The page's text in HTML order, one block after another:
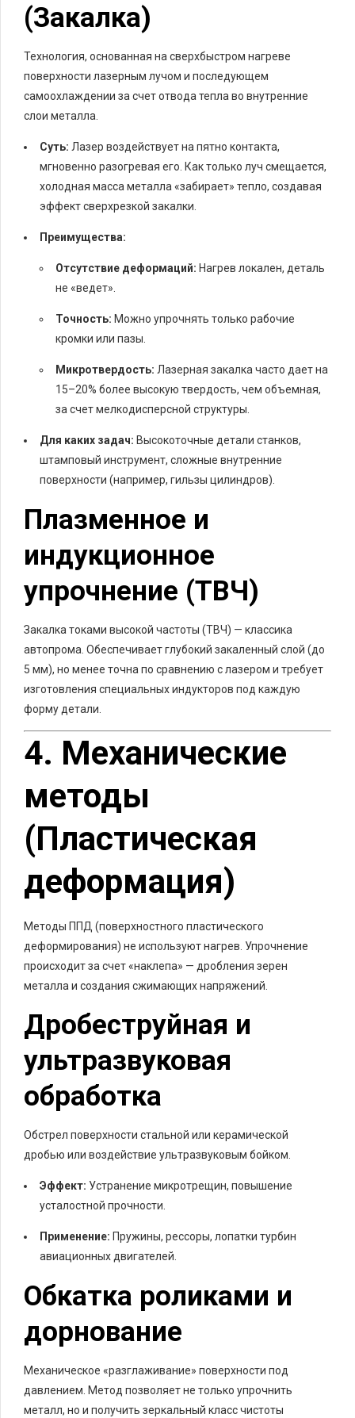
(Закалка)
Технология, основанная на сверхбыстром нагреве
поверхности лазерным лучом и последующем
самоохлаждении за счет отвода тепла во внутренние
слои металла.
Суть: Лазер воздействует на пятно контакта,
мгновенно разогревая его. Как только луч смещается,
холодная масса металла «забирает» тепло, создавая
эффект сверхрезкой закалки.
Преимущества:
Отсутствие деформаций: Нагрев локален, деталь
не «ведет».
Точность: Можно упрочнять только рабочие
кромки или пазы.
Микротвердость: Лазерная закалка часто дает на
15–20% более высокую твердость, чем объемная,
за счет мелкодисперсной структуры.
Для каких задач: Высокоточные детали станков,
штамповый инструмент, сложные внутренние
поверхности (например, гильзы цилиндров).
Плазменное и
индукционное
упрочнение (ТВЧ)
Закалка токами высокой частоты (ТВЧ) — классика
автопрома. Обеспечивает глубокий закаленный слой (до
5 мм), но менее точна по сравнению с лазером и требует
изготовления специальных индукторов под каждую
форму детали.
4. Механические
методы
(Пластическая
деформация)
Методы ППД (поверхностного пластического
деформирования) не используют нагрев. Упрочнение
происходит за счет «наклепа» — дробления зерен
металла и создания сжимающих напряжений.
Дробеструйная и
ультразвуковая
обработка
Обстрел поверхности стальной или керамической
дробью или воздействие ультразвуковым бойком.
Эффект: Устранение микротрещин, повышение
усталостной прочности.
Применение: Пружины, рессоры, лопатки турбин
авиационных двигателей.
Обкатка роликами и
дорнование
Механическое «разглаживание» поверхности под
давлением. Метод позволяет не только упрочнить
металл, но и получить зеркальный класс чистоты